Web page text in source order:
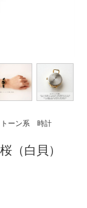
トーン系 時計
白貝）